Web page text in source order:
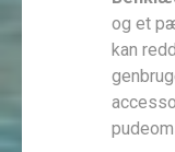
og et
kan